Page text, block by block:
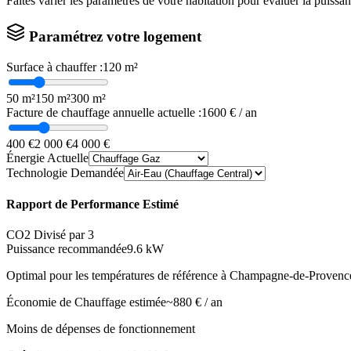
Paramétrez votre logement
Surface à chauffer :120 m²
50 m²150 m²300 m²
Facture de chauffage annuelle actuelle :1600 € / an
400 €2 000 €4 000 €
Énergie Actuelle
Technologie Demandée
Rapport de Performance Estimé
CO2 Divisé par 3
Puissance recommandée9.6 kW
Optimal pour les températures de référence à Champagne-de-
Économie de Chauffage estimée~880 € / an
Moins de dépenses de fonctionnement